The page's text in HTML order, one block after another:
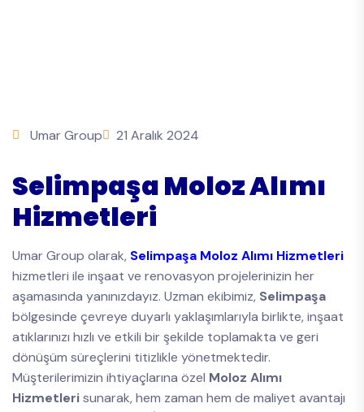
Umar Group 21 Aralık 2024
Selimpaşa Moloz Alımı
Hizmetleri
Umar Group olarak, Selimpaşa Moloz Alımı Hizmetleri
hizmetleri ile inşaat ve renovasyon projelerinizin her
aşamasında yanınızdayız. Uzman ekibimiz, Selimpaşa
bölgesinde çevreye duyarlı yaklaşımlarıyla birlikte, inşaat
atıklarınızı hızlı ve etkili bir şekilde toplamakta ve geri
dönüşüm süreçlerini titizlikle yönetmektedir.
Müşterilerimizin ihtiyaçlarına özel Moloz Alımı
Hizmetlerisunarak, hem zaman hem de maliyet avantajı